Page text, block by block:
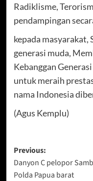
Radiklisme,
pendampingan
kepada masyarakat,
generasi muda,
Kebanggan
untuk meraih
nama Indonesia
(Agus Kemplu)
Post
navigation
Previous:
Danyon C pelopor
Polda Papua barat